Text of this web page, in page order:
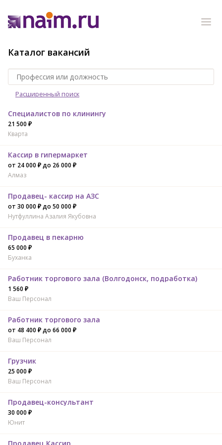
Каталог вакансий
Расширенный поиск
Специалистов по клинингу
21 500 ₽
Кварта
Кассир в гипермаркет
от 24 000 ₽ до 26 000 ₽
Алмаз
Продавец- кассир на АЗС
от 30 000 ₽ до 50 000 ₽
Нутфуллина Азалия Якубовна
Продавец в пекарню
65 000 ₽
Буханка
Работник торгового зала (Волгодонск, подработка)
1 560 ₽
Ваш Персонал
Работник торгового зала
от 48 400 ₽ до 66 000 ₽
Ваш Персонал
Грузчик
25 000 ₽
Ваш Персонал
Продавец-консультант
30 000 ₽
Юнит